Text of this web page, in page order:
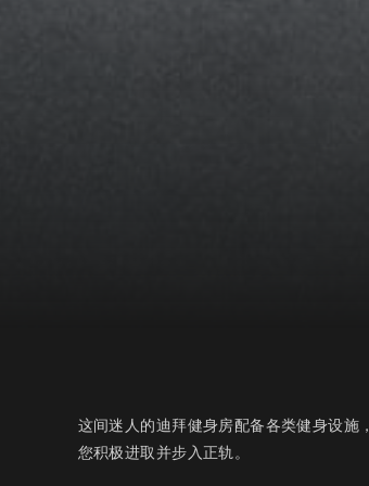
这间迷人的迪拜健身房配备各类健身设施
您积极进取并步入正轨。